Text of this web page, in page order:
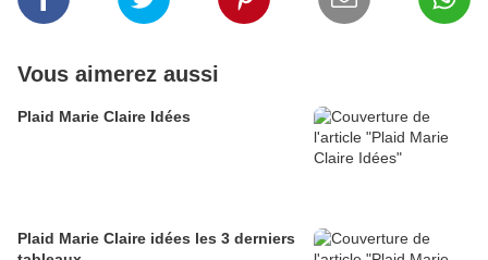
Vous aimerez aussi
Plaid Marie Claire Idées
Plaid Marie Claire idées les 3 derniers